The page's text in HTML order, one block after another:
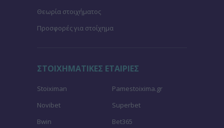
Θεωρία στοιχήματος
Προσφορές για στοίχημα
ΣΤΟΙΧΗΜΑΤΙΚΕΣ ΕΤΑΙΡΙΕΣ
Stoiximan
Pamestoixima.gr
Novibet
Superbet
Bwin
Bet365